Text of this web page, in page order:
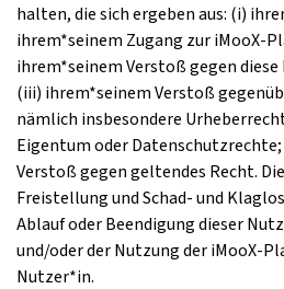
halten, die sich ergeben aus: (i)
ihrem*seinem Zugang zur iMooX-
ihrem*seinem Verstoß gegen
(iii) ihrem*seinem Verstoß
nämlich insbesondere
Eigentum oder
Verstoß gegen geltendes Recht.
Freistellung und Schad- und
Ablauf oder Beendigung dieser
und/oder der Nutzung der iMooX-
Nutzer*in.